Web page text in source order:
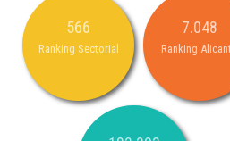
566
Ranking Sectorial
7.048
Ranking